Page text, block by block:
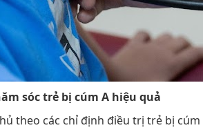
sóc trẻ bị cúm A hiệu quả
theo các chỉ định điều trị trẻ bị cúm